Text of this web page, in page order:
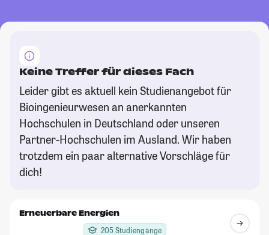
Keine Treffer für dieses Fach
Leider gibt es aktuell kein Studienangebot für
Bioingenieurwesen an anerkannten
Hochschulen in Deutschland oder unseren
Partner-Hochschulen im Ausland. Wir haben
trotzdem ein paar alternative Vorschläge für
dich!
Erneuerbare Energien
205 Studiengänge